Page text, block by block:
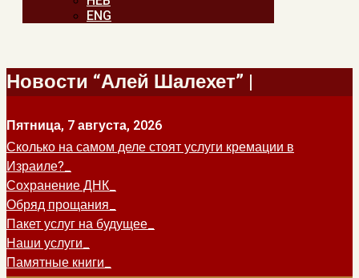
ENG
Новости “Алей Шалехет” |
Пятница, 7 августа, 2026
Сколько на самом деле стоят услуги кремации в
Израиле?
Сохранение ДНК
Обряд прощания
Пакет услуг на будущее
Наши услуги
Памятные книги